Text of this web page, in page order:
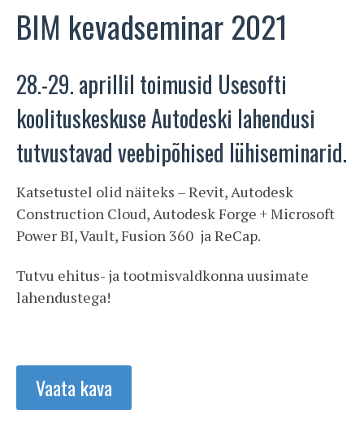
BIM kevadseminar 2021
28.-29. aprillil toimusid Usesofti
koolituskeskuse Autodeski lahendusi
tutvustavad veebipõhised lühiseminarid.
Katsetustel olid näiteks – Revit, Autodesk
Construction Cloud, Autodesk Forge + Microsoft
Power BI, Vault, Fusion 360 ja ReCap.
Tutvu ehitus- ja tootmisvaldkonna uusimate
lahendustega!
Vaata kava